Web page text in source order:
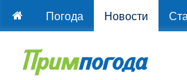
Погода Новости